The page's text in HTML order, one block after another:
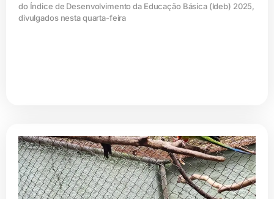
do Índice de Desenvolvimento da Educação Básica (ldeb) 2025,
divulgados nesta quarta-feira